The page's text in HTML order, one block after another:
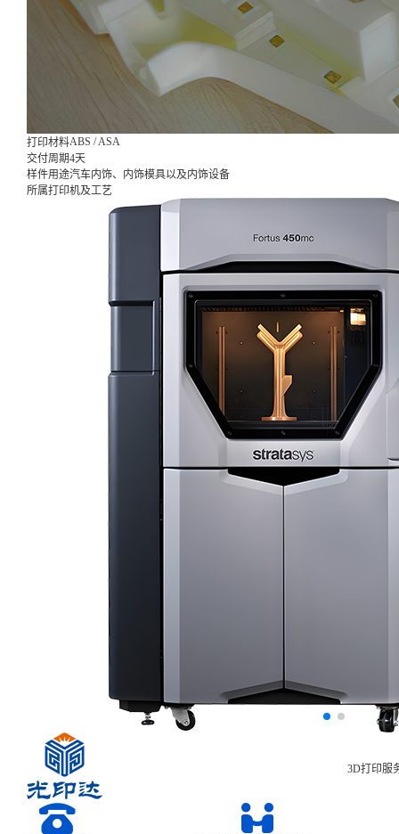
打印材料ABS / ASA
交付周期4天
样件用途汽车内饰、内饰模具以及内饰设备
所属打印机及工艺
3D打印服